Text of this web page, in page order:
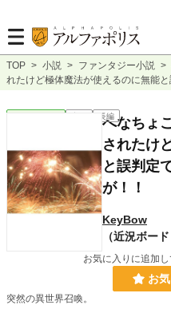
TOP > 小説 > ファンタジー小説 >
れたけど極体魔法が使えるのに無能
長編
へなちょ
されたけ
と誤判定
が！！
KeyBow
（近況ボード
お気に入りに追加
お
突然の異世界召喚。